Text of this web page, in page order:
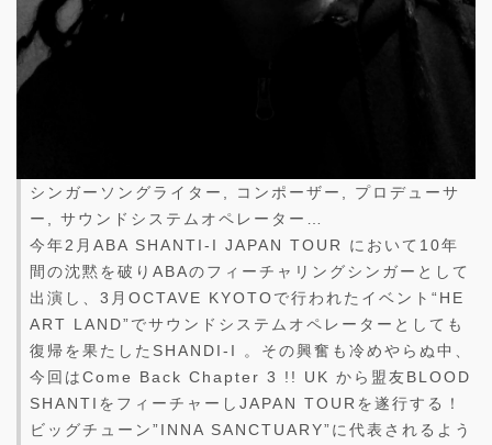
シンガーソングライター, コンポーザー, プロデューサ
ー, サウンドシステムオペレーター…
今年2月ABA SHANTI-I JAPAN TOUR において10年
間の沈黙を破りABAのフィーチャリングシンガーとして
出演し、3月OCTAVE KYOTOで行われたイベント“HE
ART LAND”でサウンドシステムオペレーターとしても
復帰を果たしたSHANDI-I 。その興奮も冷めやらぬ中、
今回はCome Back Chapter 3 !! UK から盟友BLOOD
SHANTIをフィーチャーしJAPAN TOURを遂行する！
ビッグチューン”INNA SANCTUARY”に代表されるよう